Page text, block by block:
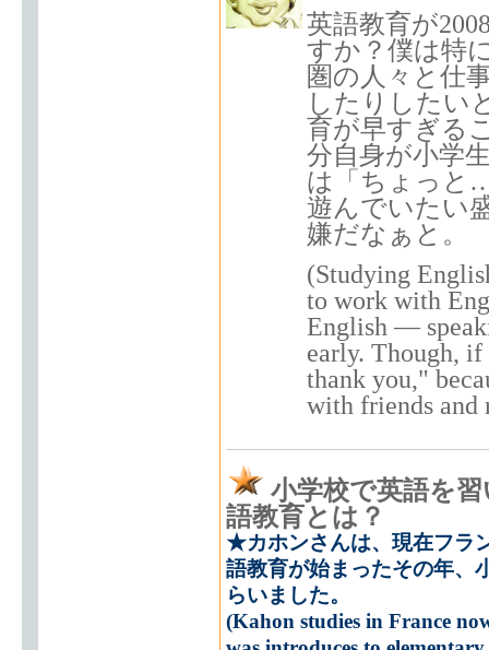
英語教育が
すか？僕は特
圏の人々と仕
したりしたい
育が早すぎる
分自身が小学
は「ちょっと
遊んでいたい
嫌だなぁと。
(Studying
to work with
English —
early. Though,
thank you,"
with friends and
小学校で英語を
語教育とは？
★カホンさんは、現在フラ
語教育が始まったその年、
らいました。
(Kahon studies in France